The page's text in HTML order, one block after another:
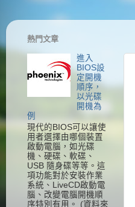
熱門文章
進入
BIOS設
定開機
順序，
以光碟
開機為
例
現代的BIOS可以讓使
用者選擇由哪個裝置
啟動電腦，如光碟
機、硬碟、軟碟、
USB 隨身碟等等。這
項功能對於安裝作業
系統、LiveCD啟動電
腦、改變電腦開機順
序特別有用。 (資料來